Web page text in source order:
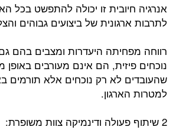
אנרגיה חיובית זו יכולה להתפשט בכל
לתרבות ארגונית של ביצועים גבוהים
רווחה מפחיתה היעדרות ומצבים בהם
נוכחים פיזית, הם אינם מעורבים
שהעובדים לא רק נוכחים אלא תורמים
למטרות הארגון.
2 שיתוף פעולה ודינמיקה צוות משופרת: